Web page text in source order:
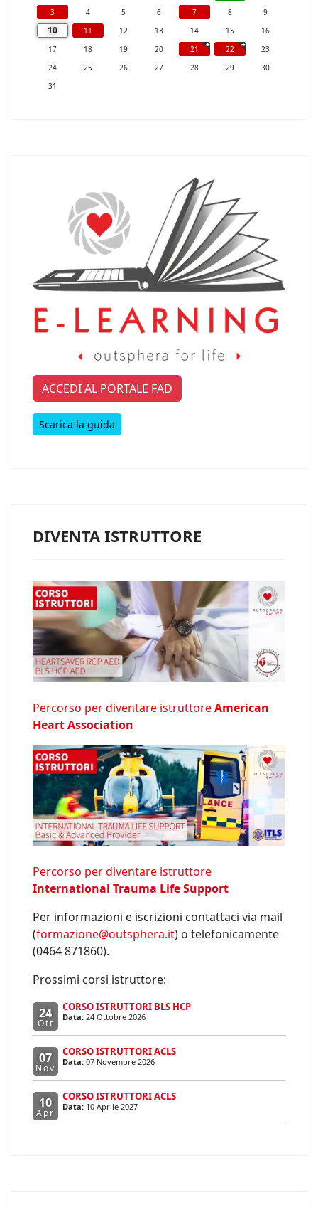
3
4 5 6 7 8 9
10 11 12 13 14 15
16
17
18 19 20 21 22
23
24
25 26 27 28 29
30
31
ACCEDI AL PORTALE FAD
Scarica la guida
DIVENTA ISTRUTTORE
Percorso per diventare istruttoreAmerican
Heart Association
Percorso per diventare istruttore
International Trauma Life Support
Per informazioni e iscrizioni contattaci via mail
(formazione@outsphera.it) o telefonicamente
(0464 871860).
Prossimi corsi istruttore:
24
Ott
CORSO ISTRUTTORI BLS HCP
Data: 24 Ottobre 2026
07
Nov
CORSO ISTRUTTORI ACLS
Data: 07 Novembre 2026
10
Apr
CORSO ISTRUTTORI ACLS
Data: 10 Aprile 2027